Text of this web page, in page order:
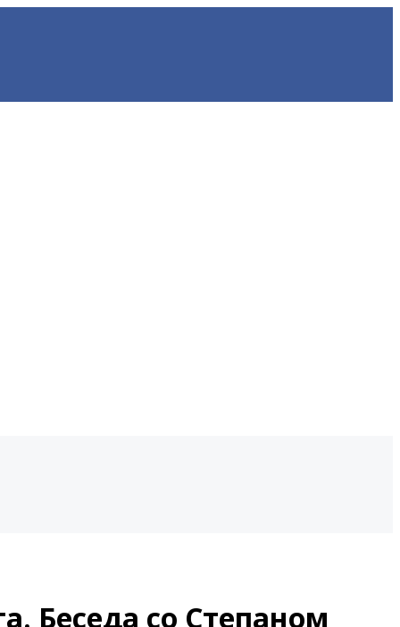
Беседа со Степаном